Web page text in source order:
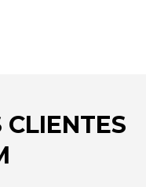
CLIENTES